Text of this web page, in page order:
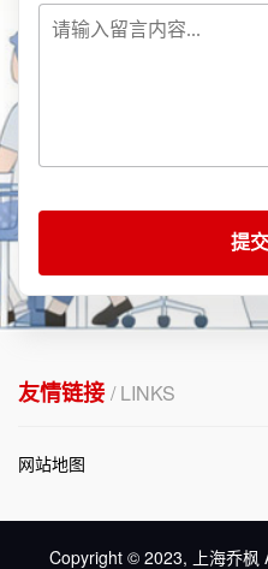
提
友情链接 / LINKS
网站地图
Copyright © 2023, 上海乔枫